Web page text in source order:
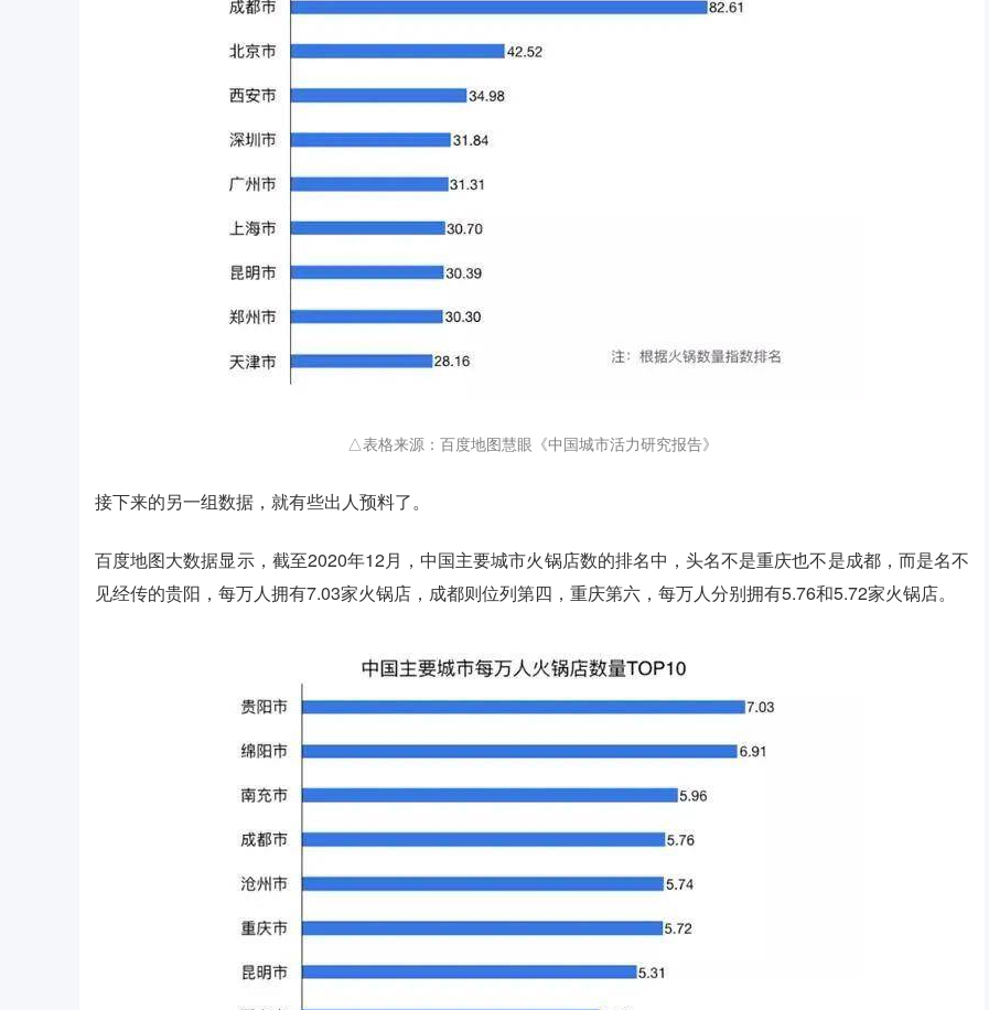
△表格来源：百度地图慧眼《中国城市活力研究报告》
接下来的另一组数据，就有些出人预料了。
百度地图大数据显示，截至2020年12月，中国主要城市火锅店数的排名中，头名不是重庆也不是成都，而是名不
见经传的贵阳，每万人拥有7.03家火锅店，成都则位列第四，重庆第六，每万人分别拥有5.76和5.72家火锅店。